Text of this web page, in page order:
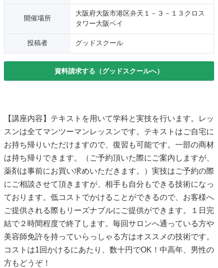
開催場所
大阪府大阪市港区弁天１－３－１３クロス
タワー大阪ベイ
投稿者 グッドスクール
資料請求する（グッドスクールへ）
【講座内容】テキストを用いて学科と実技を行います。レッ
スンは全てマンツーマンレッスンです。テキストはご自宅に
お持ち帰りいただけますので、復習も可能です。一部の商材
は持ち帰りできます。（ご予約頂いた際にご案内しますが、
薬剤は事前にお買い求めいただきます。）実技はご予約の際
にご相談させて頂きますが、相手も自分もできる技術になっ
ております。低コストでかけることができるので、お客様へ
ご提供される際もリーズナブルにご提供ができます。１日完
結で２時間程度で終了します。毎回サロンへ通っている方や
美容師免許を持っていらっしゃる方はオススメの技術です。
コストは1回かけるにあたり、数十円でOK！中高年、男性の
方もどうぞ！